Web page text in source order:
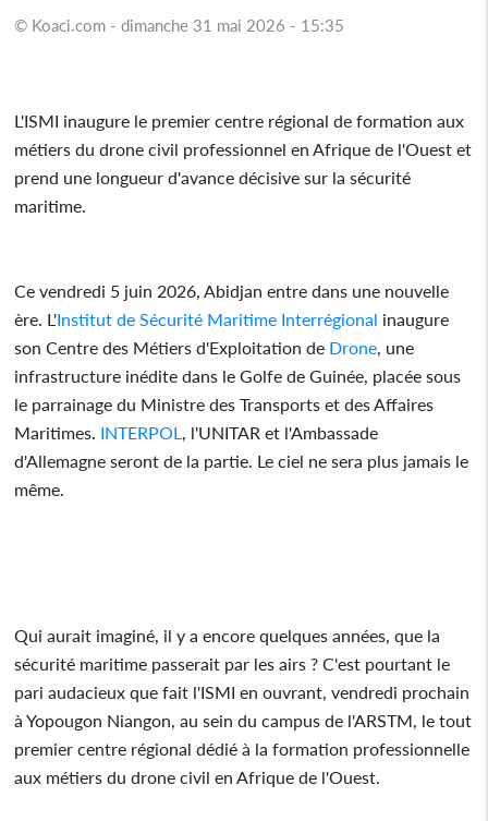
© Koaci.com - dimanche 31 mai 2026 - 15:35
L'ISMI inaugure le premier centre régional de formation aux
métiers du drone civil professionnel en Afrique de l'Ouest et
prend une longueur d'avance décisive sur la sécurité
maritime.
Ce vendredi 5 juin 2026, Abidjan entre dans une nouvelle
ère. L'Institut de Sécurité Maritime Interrégional inaugure
son Centre des Métiers d'Exploitation de Drone , une
infrastructure inédite dans le Golfe de Guinée, placée sous
le parrainage du Ministre des Transports et des Affaires
Maritimes. INTERPOL
, l'UNITAR et l'Ambassade
d'Allemagne seront de la partie. Le ciel ne sera plus jamais le
même.
Qui aurait imaginé, il y a encore quelques années, que la
sécurité maritime passerait par les airs ? C'est pourtant le
pari audacieux que fait l'ISMI en ouvrant, vendredi prochain
à Yopougon Niangon, au sein du campus de l'ARSTM, le tout
premier centre régional dédié à la formation professionnelle
aux métiers du drone civil en Afrique de l'Ouest.